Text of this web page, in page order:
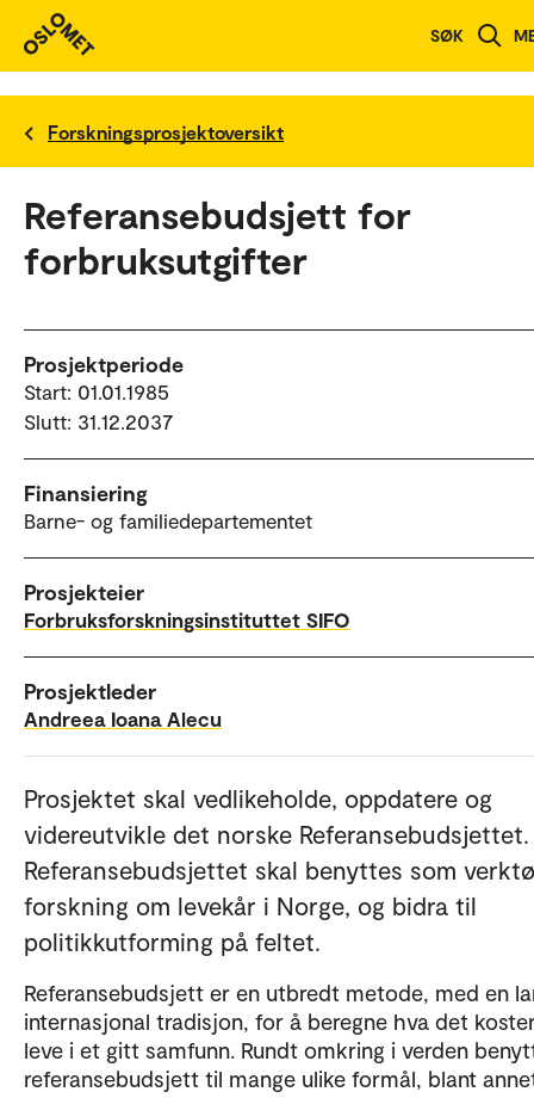
SØK
Forskningsprosjektoversikt
Referansebudsjett for
forbruksutgifter
Prosjektperiode
Start: 01.01.1985
Slutt: 31.12.2037
Finansiering
Barne- og familiedepartementet
Prosjekteier
Forbruksforskningsinstituttet SIFO
Prosjektleder
Andreea Ioana Alecu
Prosjektet skal vedlikeholde, oppdatere og
videreutvikle det norske Referansebudsjettet.
Referansebudsjettet skal benyttes som
forskning om levekår i Norge, og bidra til
politikkutforming på feltet.
Referansebudsjett er en utbredt metode, med en
internasjonal tradisjon, for å beregne hva det
leve i et gitt samfunn. Rundt omkring i verden
referansebudsjett til mange ulike formål, blant